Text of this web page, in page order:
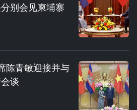
别会见柬埔寨
陈青敏迎接并与
谈